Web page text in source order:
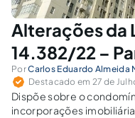
Alterações da
14.382/22 –
PorCarlos Eduardo Almeida
Destacado em 27 de
Dispõe sobre o
incorporações